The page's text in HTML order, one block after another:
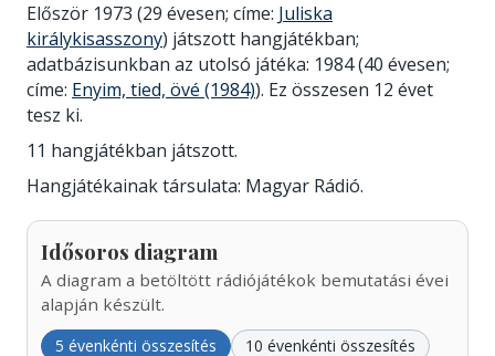
Először 1973 (29 évesen; címe: Juliska
királykisasszony) játszott hangjátékban;
adatbázisunkban az utolsó játéka: 1984 (40 évesen;
címe: Enyim, tied, övé (1984)). Ez összesen 12 évet
tesz ki.
11 hangjátékban játszott.
Hangjátékainak társulata: Magyar Rádió.
Idősoros diagram
A diagram a betöltött rádiójátékok bemutatási évei
alapján készült.
5 évenkénti összesítés 10 évenkénti összesítés